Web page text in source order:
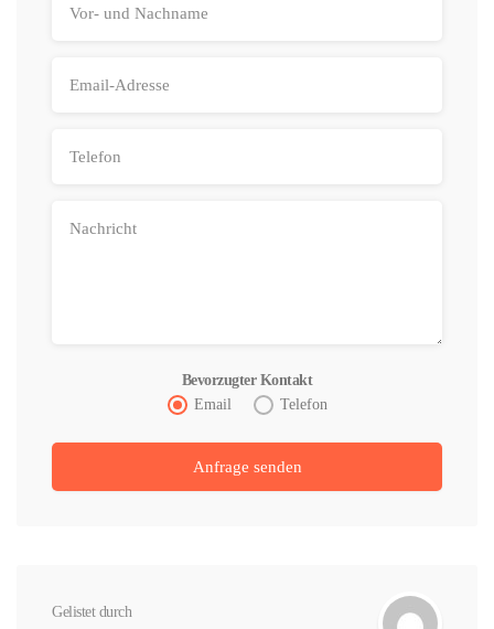
Bevorzugter Kontakt
Email
Telefon
Gelistet durch